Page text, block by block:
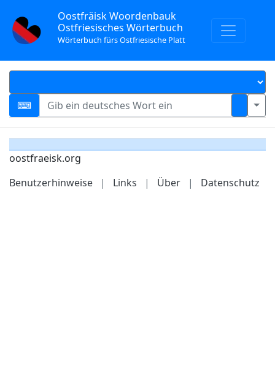
Oostfräisk Woordenbauk
Ostfriesisches Wörterbuch
Wörterbuch fürs Ostfriesische Platt
oostfraeisk.org
Benutzerhinweise
| Links | Über | Datenschutz